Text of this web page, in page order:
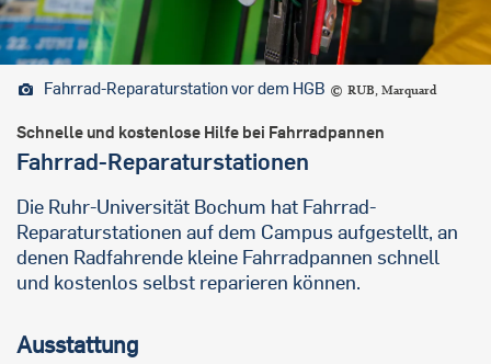
Fahrrad-Reparaturstation vor dem HGB RUB, Marquard
Schnelle und kostenlose Hilfe bei Fahrradpannen
Fahrrad-Reparaturstationen
Die Ruhr-Universität Bochum hat Fahrrad-
Reparaturstationen auf dem Campus aufgestellt, an
denen Radfahrende kleine Fahrradpannen schnell
und kostenlos selbst reparieren können.
Ausstattung